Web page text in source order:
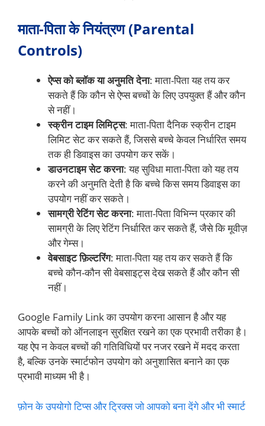
माता-पिता के नियंत्रण (Parental
Controls)
ऐप्स को ब्लॉक या अनुमति देना: माता-पिता यह तय कर
सकते हैं कि कौन से ऐप्स बच्चों के लिए उपयुक्त हैं और कौन
से नहीं।
स्क्रीन टाइम लिमिट्स: माता-पिता दैनिक स्क्रीन टाइम
लिमिट सेट कर सकते हैं, जिससे बच्चे केवल निर्धारित समय
तक ही डिवाइस का उपयोग कर सकें।
डाउनटाइम सेट करना: यह सुविधा माता-पिता को यह तय
करने की अनुमति देती है कि बच्चे किस समय डिवाइस का
उपयोग नहीं कर सकते।
सामग्री रेटिंग सेट करना: माता-पिता विभिन्न प्रकार की
सामग्री के लिए रेटिंग निर्धारित कर सकते हैं, जैसे कि मूवीज़
और गेम्स।
वेबसाइट फ़िल्टरिंग: माता-पिता यह तय कर सकते हैं कि
बच्चे कौन-कौन सी वेबसाइट्स देख सकते हैं और कौन सी
नहीं।
Google Family Link का उपयोग करना आसान है और यह
आपके बच्चों को ऑनलाइन सुरक्षित रखने का एक प्रभावी तरीका है।
यह ऐप न केवल बच्चों की गतिविधियों पर नजर रखने में मदद करता
है, बल्कि उनके स्मार्टफोन उपयोग को अनुशासित बनाने का एक
प्रभावी माध्यम भी है।
फ़ोन के उपयोगो टिप्स और ट्रिक्स जो आपको बना देंगे और भी स्मार्ट